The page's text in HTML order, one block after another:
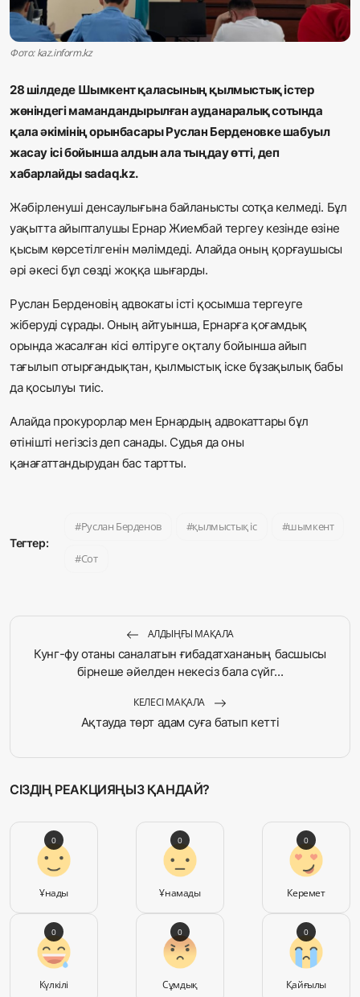
Жаңалықтар
Қоғам
Спорт
Әлем
Журналистік зерттеу
Қазақ тілі
Фото: kaz.inform.kz
28 шілдеде Шымкент қаласының қылмыстық істер
жөніндегі мамандандырылған ауданаралық сотында
қала әкімінің орынбасары Руслан Берденовке шабуыл
жасау ісі бойынша алдын ала тыңдау өтті, деп
хабарлайды sadaq.kz.
Жәбірленуші денсаулығына байланысты сотқа келмеді. Бұл
уақытта айыпталушы Ернар Жиембай тергеу кезінде өзіне
қысым көрсетілгенін мәлімдеді. Алайда оның қорғаушысы
әрі әкесі бұл сөзді жоққа шығарды.
Руслан Берденовің адвокаты істі қосымша тергеуге
жіберуді сұрады. Оның айтуынша, Ернарға қоғамдық
орында жасалған кісі өлтіруге оқталу бойынша айып
тағылып отырғандықтан, қылмыстық іске бұзақылық бабы
да қосылуы тиіс.
Алайда прокурорлар мен Ернардың адвокаттары бұл
өтінішті негізсіз деп санады. Судья да оны
қанағаттандырудан бас тартты.
Тегтер:
Руслан Берденов қылмыстық іс шымкент
Сот
АЛДЫҢҒЫ МАҚАЛА
Кунг-фу отаны саналатын ғибадатхананың басшысы
бірнеше әйелден некесіз бала сүйг...
КЕЛЕСІ МАҚАЛА
Ақтауда төрт адам суға батып кетті
СІЗДІҢ РЕАКЦИЯҢЫЗ ҚАНДАЙ?
Ұнады
0
Ұнамады
0
Керемет
0
Күлкілі
0
Сұмдық
0
Қайғылы
0